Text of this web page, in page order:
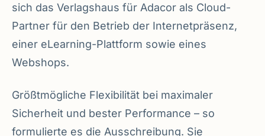
sich das Verlagshaus für Adacor als Cloud-
Partner für den Betrieb der Internetpräsenz,
einer eLearning-Plattform sowie eines
Webshops.
Größtmögliche Flexibilität bei maximaler
Sicherheit und bester Performance – so
formulierte es die Ausschreibung. Sie